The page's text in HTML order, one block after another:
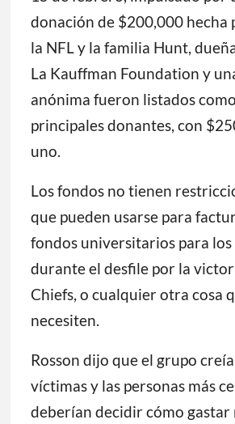
donación de $200,000 hecha
la NFL y la familia Hunt,
La Kauffman Foundation y
anónima fueron listados
principales donantes, con
uno.
Los fondos no tienen
que pueden usarse para
fondos universitarios para
durante el desfile por la
Chiefs, o cualquier otra cosa
necesiten.
Rosson dijo que el grupo
víctimas y las personas más
deberían decidir cómo gastar